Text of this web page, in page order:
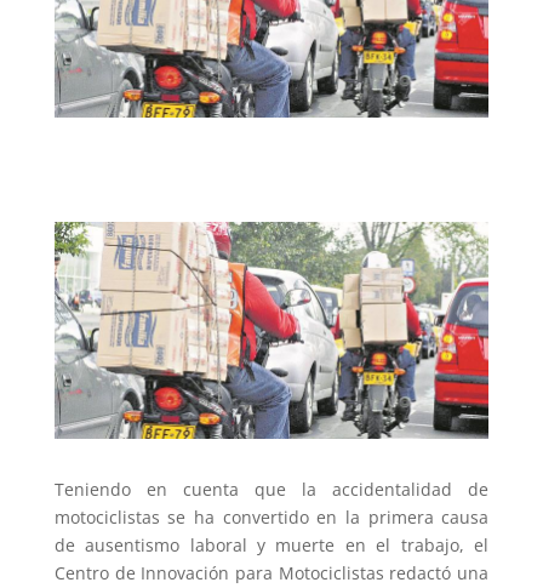
Teniendo en cuenta que la accidentalidad de
motociclistas se ha convertido en la primera causa
de ausentismo laboral y muerte en el trabajo, el
Centro de Innovación para Motociclistas redactó una